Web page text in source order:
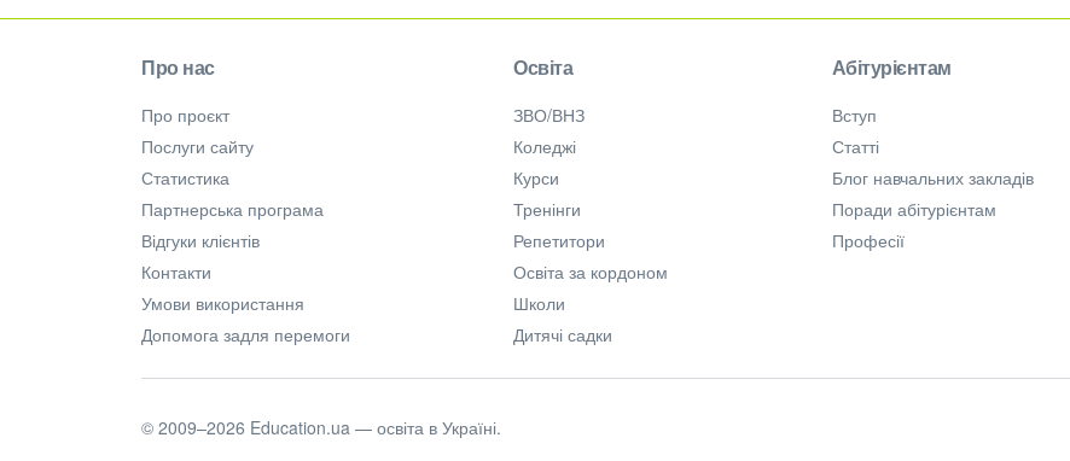
Про нас
Про проєкт
Послуги сайту
Статистика
Партнерська програма
Відгуки клієнтів
Контакти
Умови використання
Допомога задля перемоги
Освіта
ЗВО/ВНЗ
Коледжі
Курси
Тренінги
Репетитори
Освіта за кордоном
Школи
Дитячі садки
Абітурієнтам
Вступ
Статті
Блог навчальних закладів
Поради абітурієнтам
Професії
© 2009–2026 Education.ua — освіта в Україні.